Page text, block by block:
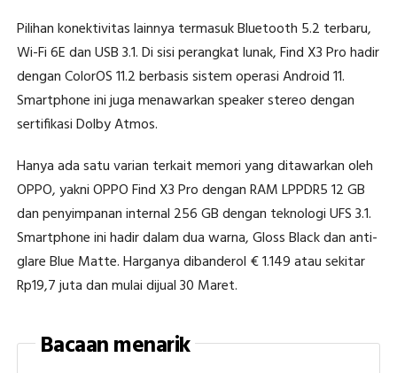
Pilihan konektivitas lainnya termasuk Bluetooth 5.2 terbaru,
Wi-Fi 6E dan USB 3.1. Di sisi perangkat lunak, Find X3 Pro hadir
dengan ColorOS 11.2 berbasis sistem operasi Android 11.
Smartphone ini juga menawarkan speaker stereo dengan
sertifikasi Dolby Atmos.
Hanya ada satu varian terkait memori yang ditawarkan oleh
OPPO, yakni OPPO Find X3 Pro dengan RAM LPPDR5 12 GB
dan penyimpanan internal 256 GB dengan teknologi UFS 3.1.
Smartphone ini hadir dalam dua warna, Gloss Black dan anti-
glare Blue Matte. Harganya dibanderol € 1.149 atau sekitar
Rp19,7 juta dan mulai dijual 30 Maret.
Bacaan menarik